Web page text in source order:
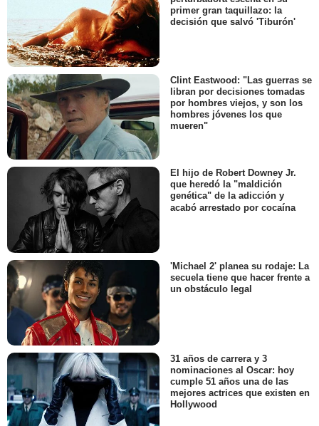
primer gran taquillazo: la
decisión que salvó 'Tiburón'
Clint Eastwood: "Las guerras se
libran por decisiones tomadas
por hombres viejos, y son los
hombres jóvenes los que
mueren"
El hijo de Robert Downey Jr.
que heredó la "maldición
genética" de la adicción y
acabó arrestado por cocaína
'Michael 2' planea su rodaje: La
secuela tiene que hacer frente a
un obstáculo legal
31 años de carrera y 3
nominaciones al Oscar: hoy
cumple 51 años una de las
mejores actrices que existen en
Hollywood